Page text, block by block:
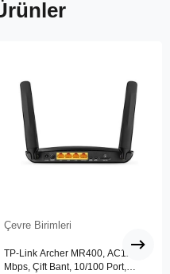
Çevre Birimleri
TP-Link Archer MR400, AC1200
Mbps, Çift Bant, 10/100 Port,